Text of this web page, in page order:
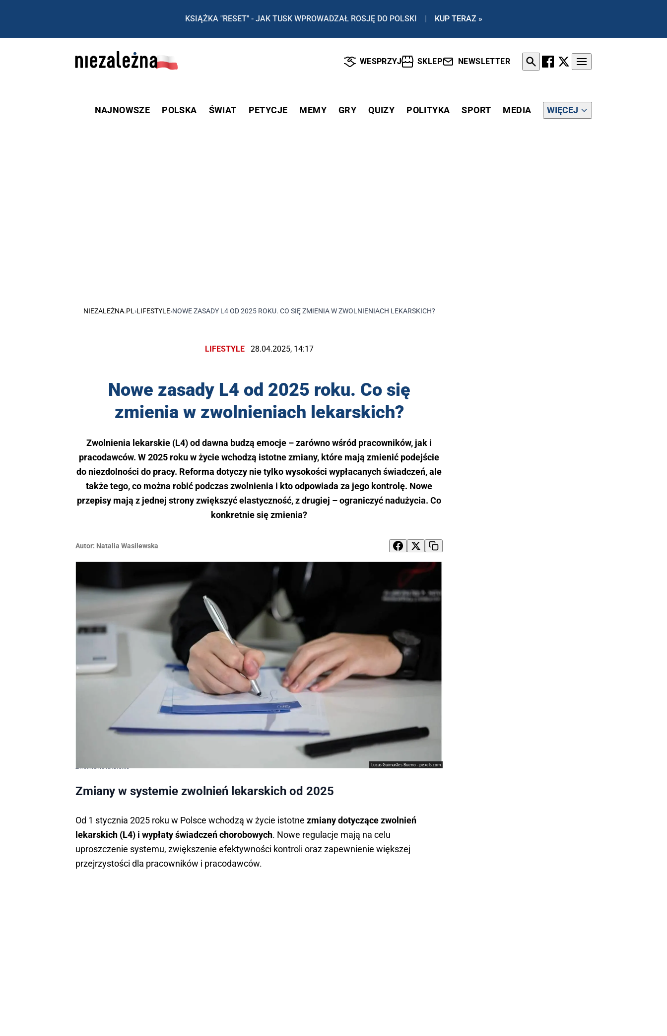
KSIĄŻKA "RESET" - JAK TUSK WPROWADZAŁ ROSJĘ DO POLSKI | KUP TERAZ »
WESPRZYJ SKLEP NEWSLETTER
NAJNOWSZE POLSKA ŚWIAT PETYCJE MEMY GRY QUIZY POLITYKA SPORT MEDIA WIĘCEJ
NIEZALEŻNA.PL ›LIFESTYLE›NOWE ZASADY L4 OD 2025 ROKU. CO SIĘ ZMIENIA W ZWOLNIENIACH LEKARSKICH?
LIFESTYLE 28.04.2025, 14:17
Nowe zasady L4 od 2025 roku. Co się
zmienia w zwolnieniach lekarskich?
Zwolnienia lekarskie (L4) od dawna budzą emocje – zarówno wśród pracowników, jak i
pracodawców. W 2025 roku w życie wchodzą istotne zmiany, które mają zmienić podejście
do niezdolności do pracy. Reforma dotyczy nie tylko wysokości wypłacanych świadczeń, ale
także tego, co można robić podczas zwolnienia i kto odpowiada za jego kontrolę. Nowe
przepisy mają z jednej strony zwiększyć elastyczność, z drugiej – ograniczyć nadużycia. Co
konkretnie się zmienia?
Autor: Natalia Wasilewska
Lucas Guimarães Bueno - pexels.com
Zwolnienie lekarskie
Zmiany w systemie zwolnień lekarskich od 2025
Od 1 stycznia 2025 roku w Polsce wchodzą w życie istotne zmiany dotyczące zwolnień
lekarskich (L4) i wypłaty świadczeń chorobowych. Nowe regulacje mają na celu
uproszczenie systemu, zwiększenie efektywności kontroli oraz zapewnienie większej
przejrzystości dla pracowników i pracodawców.